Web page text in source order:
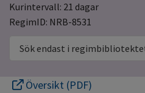
Kurintervall: 21 dagar
RegimID: NRB-8531
Sök endast i regimbibliotektet
Översikt (PDF)